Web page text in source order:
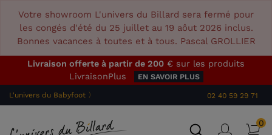
Votre showroom L'univers du Billard sera fermé pour
les congés d'été du 25 juillet au 19 aôut 2026 inclus.
Bonnes vacances à toutes et à tous. Pascal GROLLIER
Livraison offerte à partir de 200 € sur les produits
LivraisonPlus
EN SAVOIR PLUS
L'univers du Babyfoot 〉 02 40 59 29 71
0